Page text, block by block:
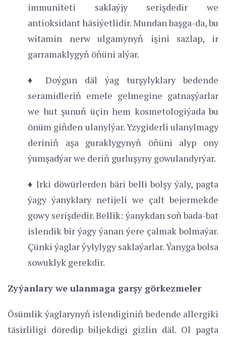
immuniteti saklaýjy serişdedir we
antioksidant häsiýetlidir. Mundan başga-da, bu
witamin nerw ulgamynyň işini sazlap, ir
garramaklygyň öňüni alýar.
♦ Doýgun däl ýag turşylyklary bedende
seramidleriň emele gelmegine gatnaşýarlar
we hut şunuň üçin hem kosmetologiýada bu
önüm giňden ulanylýar. Yzygiderli ulanylmagy
deriniň aşa guraklygynyň öňüni alyp ony
ýumşadýar we deriň gurluşyny gowulandyrýar.
♦ Irki döwürlerden bäri belli bolşy ýaly, pagta
ýagy ýanyklary netijeli we çalt bejermekde
gowy serişdedir. Bellik: ýanykdan soň bada-bat
islendik bir ýagy ýanan ýere çalmak bolmaýar.
Çünki ýaglar ýylylygy saklaýarlar. Ýanyga bolsa
sowuklyk gerekdir.
Zyýanlary we ulanmaga garşy görkezmeler
Ösümlik ýaglarynyň islendiginiň bedende allergiki
täsirliligi döredip biljekdigi gizlin däl. Ol pagta